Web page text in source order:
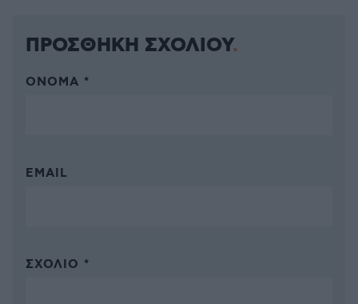
ΠΡΟΣΘΗΚΗ ΣΧΟΛΙΟΥ
ΌΝΟΜΑ *
EMAIL
ΣΧΌΛΙΟ *